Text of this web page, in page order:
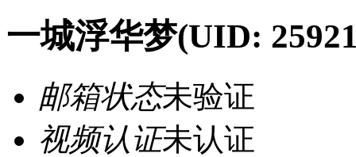
一城浮华梦(UID:
邮箱状态未验证
视频认证未认证